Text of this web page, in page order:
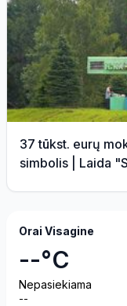
37 tūkst. eurų
simbolis | Laida
Orai Visagine
--°C
Nepasiekiama
--